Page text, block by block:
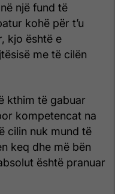
një fund të
kohë për t’u
kjo është e
me të cilën
kthim të gabuar
kompetencat na
cilin nuk mund të
keq dhe më bën
është pranuar